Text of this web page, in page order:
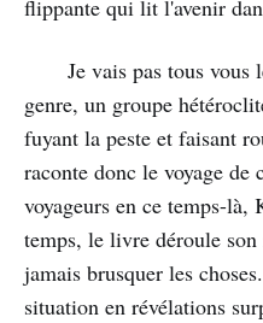
flippante qui lit l'avenir
Je vais pas tous vous
genre, un groupe
fuyant la peste et faisant
raconte donc le voyage de
voyageurs en ce temps-
temps, le livre déroule
jamais brusquer les
situation en révélations